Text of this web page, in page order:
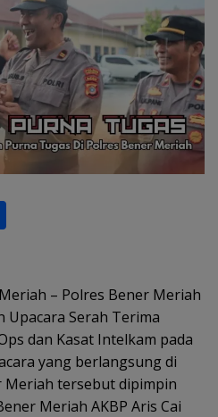
e
– Polres Bener Meriah
Upacara Serah Terima
dan Kasat Intelkam pada
yang berlangsung di
Meriah tersebut dipimpin
Meriah AKBP Aris Cai